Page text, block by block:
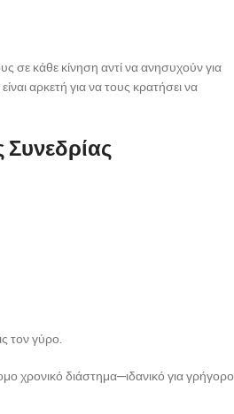
σε κάθε κίνηση αντί να ανησυχούν για
αρκετή για να τους κρατήσει να
Συνεδρίας
τον γύρο.
χρονικό διάστημα—ιδανικό για γρήγορο